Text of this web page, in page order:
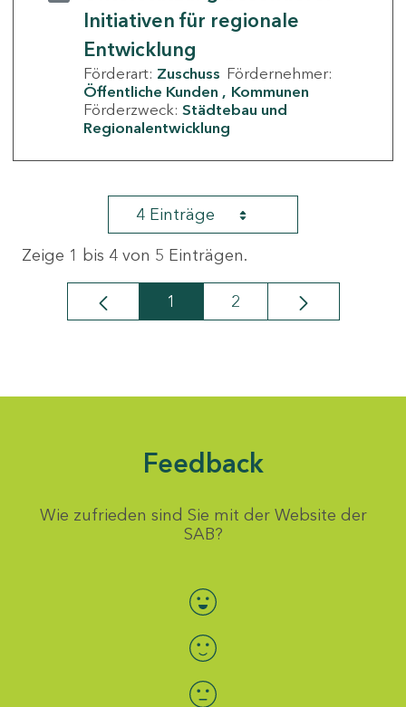
Initiativen für regionale
Entwicklung
Förderart: Zuschuss Fördernehmer:
Öffentliche Kunden
Kommunen
Förderzweck: Städtebau und
Regionalentwicklung
4 Einträge
Zeige 1 bis 4 von 5 Einträgen.
Seite
1 Seite
2
Feedback
Wie zufrieden sind Sie mit der Website der
SAB?
Bewertung auswählen